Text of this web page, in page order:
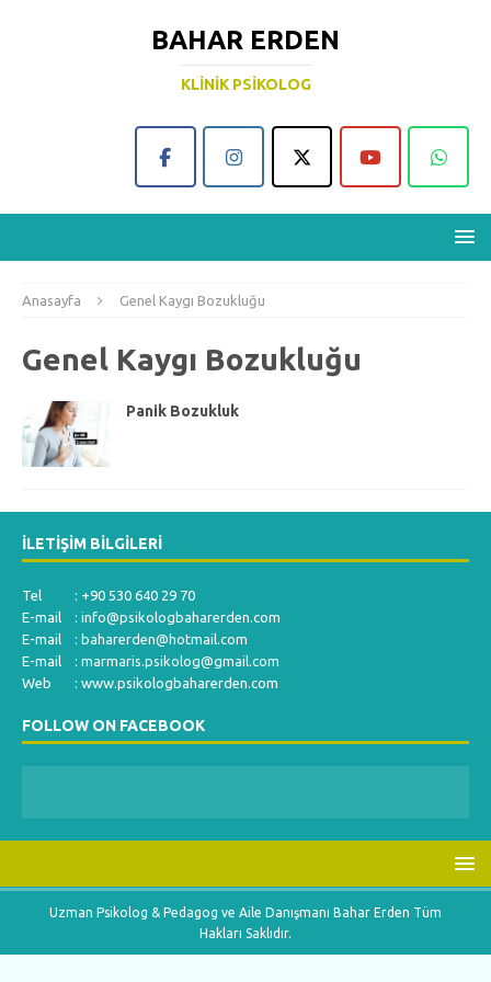
BAHAR ERDEN
KLINIK PSIKOLOG
Anasayfa Genel Kaygı Bozukluğu
Genel Kaygı Bozukluğu
Panik Bozukluk
İLETIŞIM BILGILERI
Tel : +90 530 640 29 70
E-mail : info@psikologbaharerden.com
E-mail : baharerden@hotmail.com
E-mail : marmaris.psikolog@gmail.com
Web : www.psikologbaharerden.com
FOLLOW ON FACEBOOK
Uzman Psikolog & Pedagog ve Aile Danışmanı Bahar Erden Tüm
Hakları Saklıdır.